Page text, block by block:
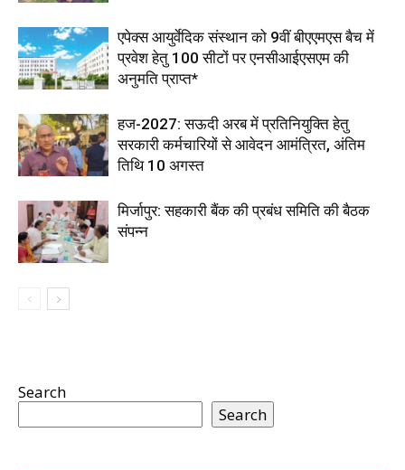
एपेक्स आयुर्वेदिक संस्थान को 9वीं बीएएमएस बैच में
प्रवेश हेतु 100 सीटों पर एनसीआईएसएम की
अनुमति प्राप्त*
हज-2027: सऊदी अरब में प्रतिनियुक्ति हेतु
सरकारी कर्मचारियों से आवेदन आमंत्रित, अंतिम
तिथि 10 अगस्त
मिर्जापुर: सहकारी बैंक की प्रबंध समिति की बैठक
संपन्न
Search
Search